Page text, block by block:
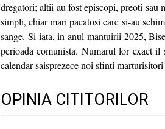
dregatori; altii au fost episcopi, preoti
simpli, chiar mari pacatosi care si-au
sange. Si iata, in anul mantuirii 2025,
perioada comunista. Numarul lor exact il
calendar saisprezece noi sfinti
OPINIA CITITORILOR